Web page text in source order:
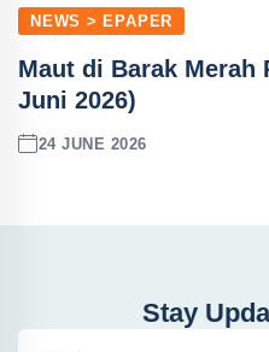
NEWS > EPAPER
Maut di Barak Merah
Juni 2026)
24 JUNE 2026
Stay